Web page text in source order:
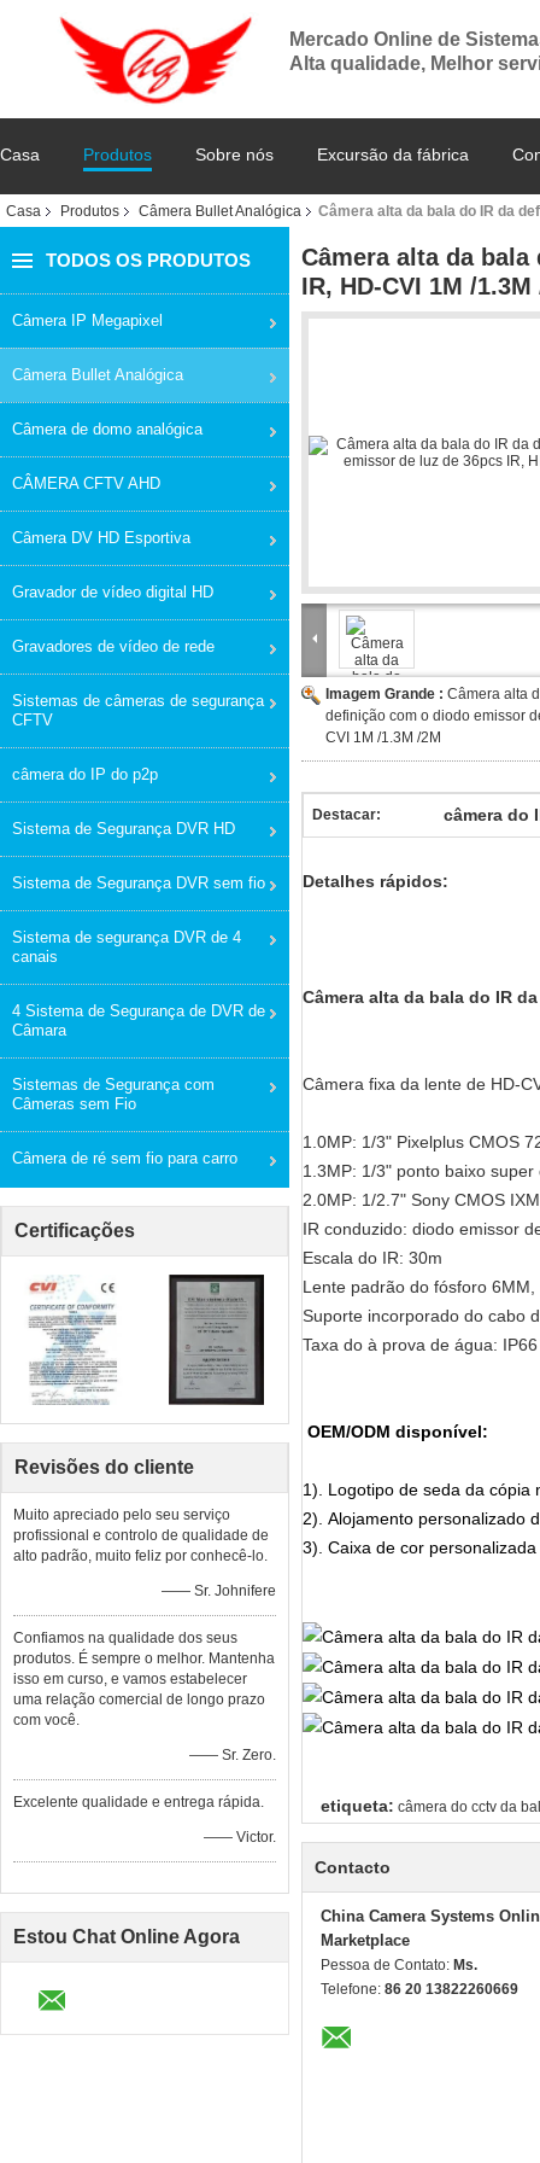
Mercado Online de
Alta qualidade, Melhor
Casa Produtos Sobre nós Excursão da fábrica
Casa Produtos Câmera Bullet Analógica Câmera alta da bala do IR da
TODOS OS PRODUTOS
Câmera IP Megapixel
Câmera Bullet Analógica
Câmera de domo analógica
CÂMERA CFTV AHD
Câmera DV HD Esportiva
Gravador de vídeo digital HD
Gravadores de vídeo de rede
Sistemas de câmeras de segurança
CFTV
câmera do IP do p2p
Sistema de Segurança DVR HD
Sistema de Segurança DVR sem fio
Sistema de segurança DVR de 4
canais
4 Sistema de Segurança de DVR de
Câmara
Sistemas de Segurança com
Câmeras sem Fio
Câmera de ré sem fio para carro
Certificações
Revisões do cliente
Muito apreciado pelo seu serviço
profissional e controlo de qualidade de
alto padrão, muito feliz por conhecê-lo.
—— Sr. Johnifere
Confiamos na qualidade dos seus
produtos. É sempre o melhor. Mantenha
isso em curso, e vamos estabelecer
uma relação comercial de longo prazo
com você.
—— Sr. Zero.
Excelente qualidade e entrega rápida.
—— Victor.
Estou Chat Online Agora
Câmera alta da
IR, HD-CVI 1M /1.3M
Imagem Grande : Câmera alta
definição com o diodo emissor
CVI 1M /1.3M /2M
Destacar: câmera do
Detalhes rápidos:
Câmera alta da bala do IR
Câmera fixa da lente de HD-
1.0MP: 1/3" Pixelplus CMOS
1.3MP: 1/3" ponto baixo
2.0MP: 1/2.7" Sony CMOS
IR conduzido: diodo emissor
Escala do IR: 30m
Lente padrão do fósforo 6MM,
Suporte incorporado do cabo
Taxa do à prova de água: IP66
OEM/ODM disponível:
1). Logotipo de seda da cópia
2). Alojamento personalizado
3). Caixa de cor personalizada
etiqueta: câmera do cctv da
Contacto
China Camera Systems
Marketplace
Pessoa de Contato: Ms.
Telefone: 86 20 13822260669